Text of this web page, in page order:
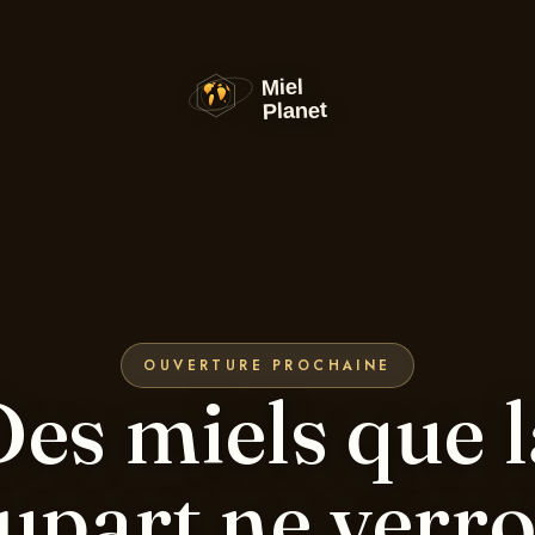
OUVERTURE PROCHAINE
miels que